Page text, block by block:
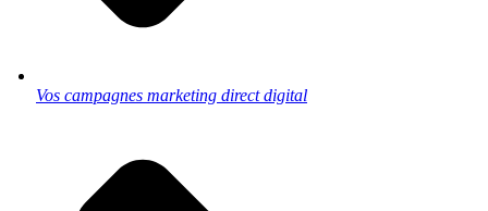
Vos campagnes marketing direct digital